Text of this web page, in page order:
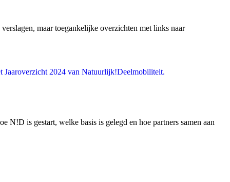
maar toegankelijke overzichten met links naar
N!D is gestart, welke basis is gelegd en hoe partners samen aan